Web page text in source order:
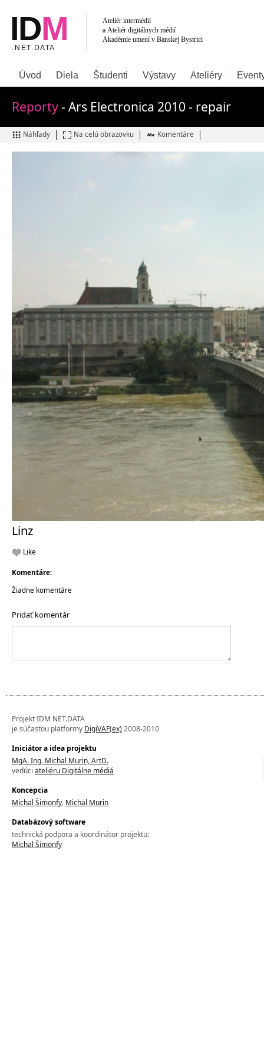
Úvod Diela Študenti Výstavy Ateliéry
Reporty- Ars Electronica 2010 - repair
Náhľady Na celú obrazovku Komentáre
Linz
Like
Komentáre:
Žiadne komentáre
Pridať komentár
Projekt IDM NET.DATA
je súčasťou platformy DigiVAF(ex)2008-2010
Iniciátor a idea projektu
MgA. Ing. Michal Murin, ArtD.
vedúci ateliéru Digitálne médiá
Koncepcia
Michal Šimonfy, Michal Murin
Databázový software
technická podpora a koordinátor projektu:
Michal Šimonfy